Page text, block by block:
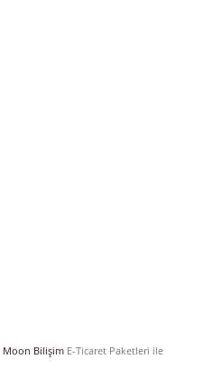
Moon Bilişim E-Ticaret Paketleri ile